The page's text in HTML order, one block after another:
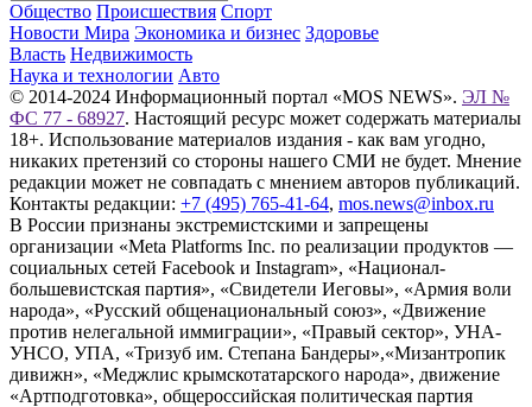
Общество Происшествия Спорт
Новости Мира Экономика и бизнес Здоровье
Власть Недвижимость
Наука и технологии Авто
© 2014-2024 Информационный портал «MOS NEWS». ЭЛ №
ФС 77 - 68927. Настоящий ресурс может содержать материалы
18+. Использование материалов издания - как вам угодно,
никаких претензий со стороны нашего СМИ не будет. Мнение
редакции может не совпадать с мнением авторов публикаций.
Контакты редакции: +7 (495) 765-41-64, mos.news@inbox.ru
В России признаны экстремистскими и запрещены
организации «Meta Platforms Inc. по реализации продуктов —
социальных сетей Facebook и Instagram», «Национал-
большевистская партия», «Свидетели Иеговы», «Армия воли
народа», «Русский общенациональный союз», «Движение
против нелегальной иммиграции», «Правый сектор», УНА-
УНСО, УПА, «Тризуб им. Степана Бандеры»,«Мизантропик
дивижн», «Меджлис крымскотатарского народа», движение
«Артподготовка», общероссийская политическая партия